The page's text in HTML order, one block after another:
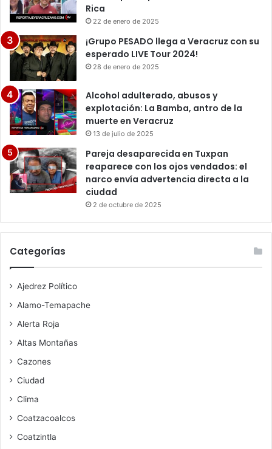
Rica
22 de enero de 2025
¡Grupo PESADO llega a Veracruz con su
esperado LIVE Tour 2024!
28 de enero de 2025
Alcohol adulterado, abusos y
explotación: La Bamba, antro de la
muerte en Veracruz
13 de julio de 2025
Pareja desaparecida en Tuxpan
reaparece con los ojos vendados: el
narco envía advertencia directa a la
ciudad
2 de octubre de 2025
Categorías
Ajedrez Político
Alamo-Temapache
Alerta Roja
Altas Montañas
Cazones
Ciudad
Clima
Coatzacoalcos
Coatzintla